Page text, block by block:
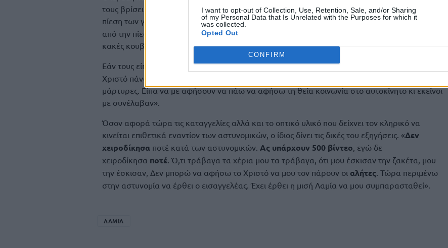
I want to opt-out of Collection, Use, Retention, Sale, and/or Sharing
of my Personal Data that Is Unrelated with the Purposes for which it
was collected.
Opted Out
CONFIRM
τους βρίσει αλλά και να αποπειραθεί να τους χτυπήσει, αναφέρει ότι όλα έγιναν κάτω από την
πίεση των γεγονότων. «
Πιέστηκα, γιατί για μένα τα πάντα είναι ο Χριστός στη ζωή μου. Εάν
από την πίεση μου ξέφυγε καμιά κακιά κουβέντα, ζητώ συγνώμη. Αλλά εγώ δε λέω ποτέ
κακές κουβέντες.
Εάν τους είπα
, μπορεί να το είπα. Τους λέω: ‘’δε βλέπετε ρε γαϊδούρια που έχω το
Χριστό πάνω μου’’, το άγιο ποτήρι είχα πάνω μου. Μην ακούτε μόνο αυτά, υπάρχουν πολλοί
μάρτυρες. Είπα να με αφήσουν να πάω να αφήσω τη θεία κοινωνία στο αυτοκίνητο κι εκείνοι
με συνέλαβαν».
Όσον αφορά τώρα τις καταγγελίες αλλά και το οπτικό υλικό που δείχνει τον κληρικό να
κινείται επιθετικά εναντίον των αστυνομικών, ο ίδιος δίνει τις δικές του εξηγήσεις. «Δεν
χειροδίκησα ποτέ κατά των αστυνομικών. Ας υπάρχουν 500 βίντεο, εγώ δε
χειροδίκησα ποτέ. Ό,τι τράβαγα τα χέρια μου τα τράβαγα, ότι μου έσκισαν την ζακέτα, μου
την έσκισαν, Δεν μπορώ να αφήσω το Χριστό να μου τον πάρουν οι αλήτες. Τώρα περιμένω
στην αστυνομία να έρθει ο εισαγγελέας. Έχει έρθει η μισή Λαμία να μου συμπαρασταθεί».
ΛΑΜΙΑ